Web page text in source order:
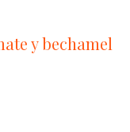
y bechamel